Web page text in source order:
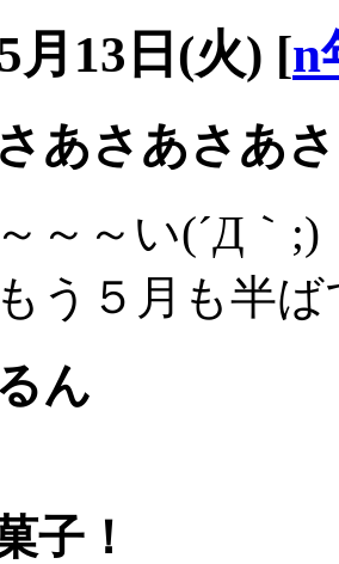
月13日(火) [n
あさあさあ
～～い(´Д｀;)
う５月も半ば
ん
子！